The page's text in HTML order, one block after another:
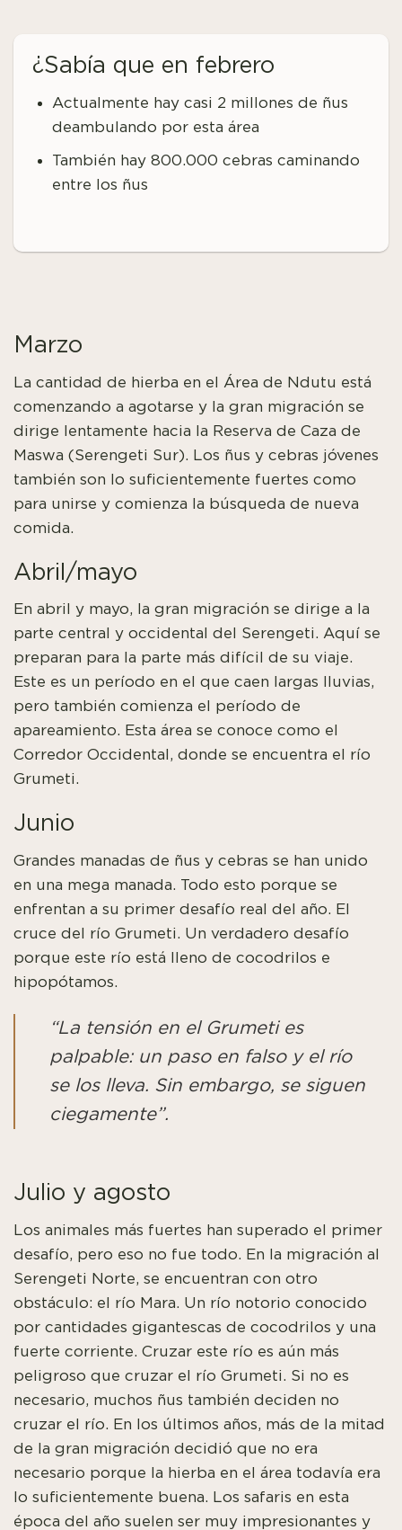
¿Sabía que en febrero
Actualmente hay casi 2 millones de ñus
deambulando por esta área
También hay 800.000 cebras caminando
entre los ñus
Marzo
La cantidad de hierba en el Área de Ndutu está
comenzando a agotarse y la gran migración se
dirige lentamente hacia la Reserva de Caza de
Maswa (Serengeti Sur). Los ñus y cebras jóvenes
también son lo suficientemente fuertes como
para unirse y comienza la búsqueda de nueva
comida.
Abril/mayo
En abril y mayo, la gran migración se dirige a la
parte central y occidental del Serengeti. Aquí se
preparan para la parte más difícil de su viaje.
Este es un período en el que caen largas lluvias,
pero también comienza el período de
apareamiento. Esta área se conoce como el
Corredor Occidental, donde se encuentra el río
Grumeti.
Junio
Grandes manadas de ñus y cebras se han unido
en una mega manada. Todo esto porque se
enfrentan a su primer desafío real del año. El
cruce del río Grumeti. Un verdadero desafío
porque este río está lleno de cocodrilos e
hipopótamos.
“La tensión en el Grumeti es
palpable: un paso en falso y el río
se los lleva. Sin embargo, se siguen
ciegamente”.
Julio y agosto
Los animales más fuertes han superado el primer
desafío, pero eso no fue todo. En la migración al
Serengeti Norte, se encuentran con otro
obstáculo: el río Mara. Un río notorio conocido
por cantidades gigantescas de cocodrilos y una
fuerte corriente. Cruzar este río es aún más
peligroso que cruzar el río Grumeti. Si no es
necesario, muchos ñus también deciden no
cruzar el río. En los últimos años, más de la mitad
de la gran migración decidió que no era
necesario porque la hierba en el área todavía era
lo suficientemente buena. Los safaris en esta
época del año suelen ser muy impresionantes y